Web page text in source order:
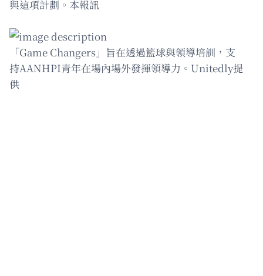
與這項計劃。本報訊
「Game Changers」旨在透過籃球與領導培訓，支
持AANHPI青年在場內場外發揮領導力。Unitedly提
供